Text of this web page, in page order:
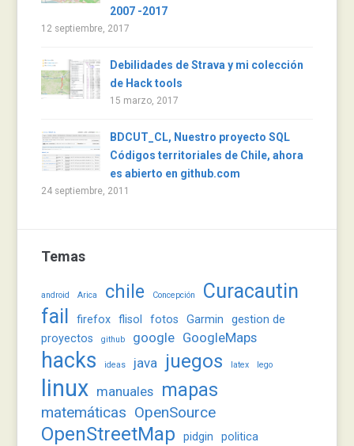
2007 -2017
12 septiembre, 2017
Debilidades de Strava y mi colección
de Hack tools
15 marzo, 2017
BDCUT_CL, Nuestro proyecto SQL
Códigos territoriales de Chile, ahora
es abierto en github.com
24 septiembre, 2011
Temas
android Arica chile Concepción
Curacautin
fail
firefox flisol fotos Garmin
gestion de
proyectos
github google GoogleMaps
hacks ideas java juegos latex lego
linux manuales mapas
matemáticas OpenSource
OpenStreetMap pidgin politica